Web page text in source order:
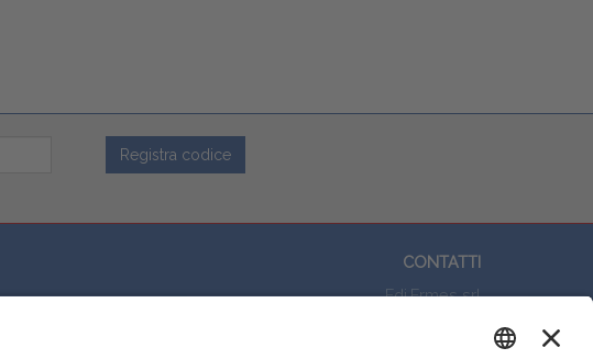
Registra codice
CONTATTI
Edi.Ermes srl
Questo sito utilizza i cookies per